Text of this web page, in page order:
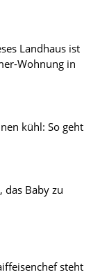
Landhaus ist
Wohnung in
kühl: So geht
das Baby zu
steht